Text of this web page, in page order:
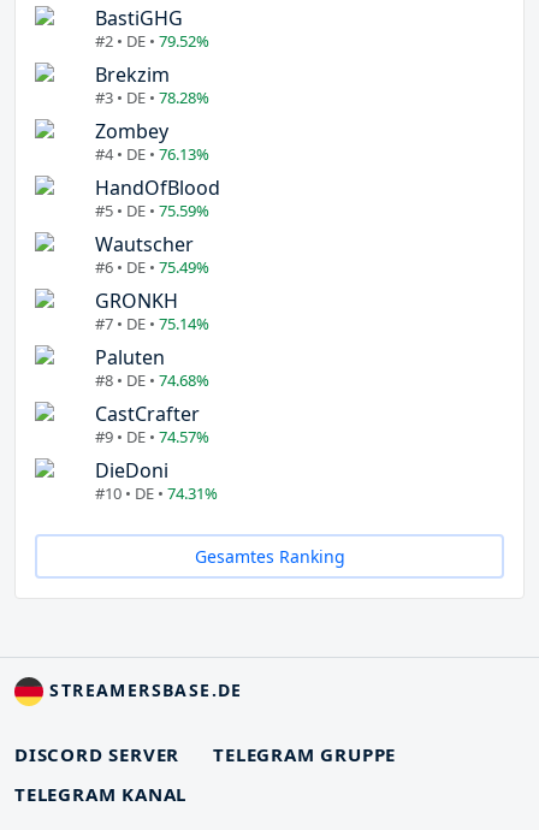
BastiGHG
#2 • DE • 79.52%
Brekzim
#3 • DE • 78.28%
Zombey
#4 • DE • 76.13%
HandOfBlood
#5 • DE • 75.59%
Wautscher
#6 • DE • 75.49%
GRONKH
#7 • DE • 75.14%
Paluten
#8 • DE • 74.68%
CastCrafter
#9 • DE • 74.57%
DieDoni
#10 • DE • 74.31%
Gesamtes Ranking
STREAMERSBASE.DE
DISCORD SERVER
TELEGRAM GRUPPE
TELEGRAM KANAL